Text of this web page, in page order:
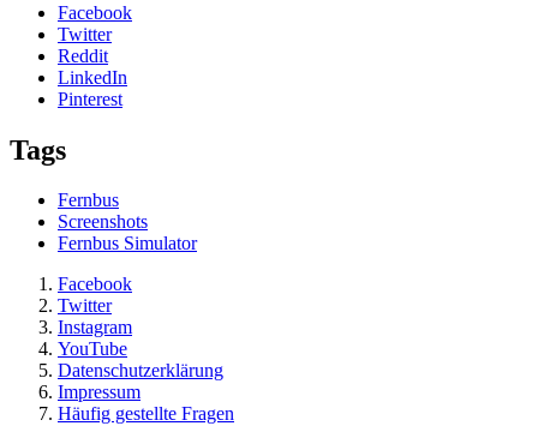
Facebook
Twitter
Reddit
LinkedIn
Pinterest
Tags
Fernbus
Screenshots
Fernbus Simulator
Facebook
Twitter
Instagram
YouTube
Datenschutzerklärung
Impressum
Häufig gestellte Fragen